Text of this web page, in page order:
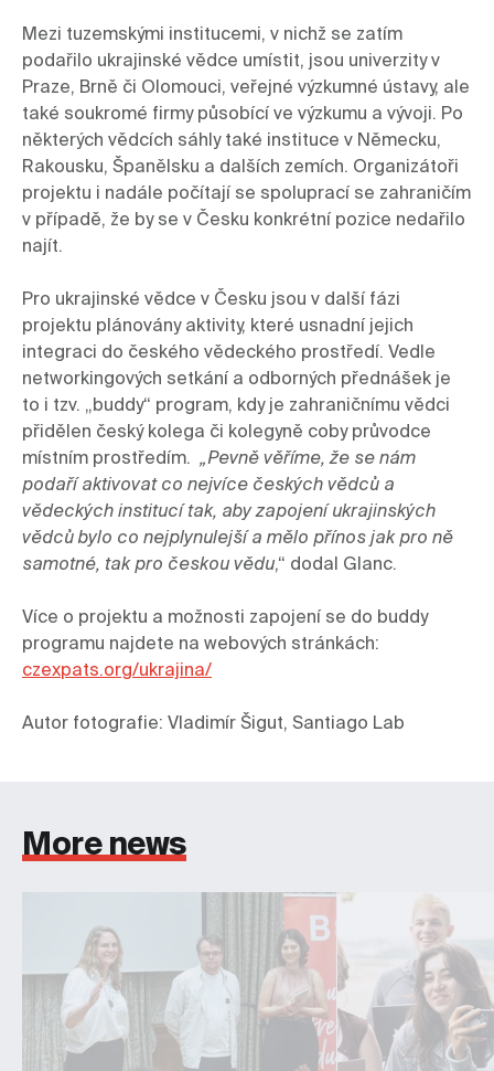
Mezi tuzemskými institucemi, v nichž se zatím
podařilo ukrajinské vědce umístit, jsou univerzity v
Praze, Brně či Olomouci, veřejné výzkumné ústavy, ale
také soukromé firmy působící ve výzkumu a vývoji. Po
některých vědcích sáhly také instituce v Německu,
Rakousku, Španělsku a dalších zemích. Organizátoři
projektu i nadále počítají se spoluprací se zahraničím
v případě, že by se v Česku konkrétní pozice nedařilo
najít.
Pro ukrajinské vědce v Česku jsou v další fázi
projektu plánovány aktivity, které usnadní jejich
integraci do českého vědeckého prostředí. Vedle
networkingových setkání a odborných přednášek je
to i tzv. „buddy“ program, kdy je zahraničnímu vědci
přidělen český kolega či kolegyně coby průvodce
místním prostředím. „Pevně věříme, že se nám
podaří aktivovat co nejvíce českých vědců a
vědeckých institucí tak, aby zapojení ukrajinských
vědců bylo co nejplynulejší a mělo přínos jak pro ně
samotné, tak pro českou vědu,“ dodal Glanc.
Více o projektu a možnosti zapojení se do buddy
czexpats.org/ukrajina/
Autor fotografie: Vladimír Šigut, Santiago Lab
More news